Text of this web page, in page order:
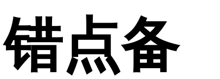
错点备